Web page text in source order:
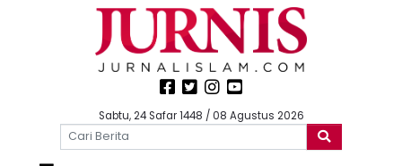
Sabtu, 24 Safar 1448 / 08 Agustus 2026